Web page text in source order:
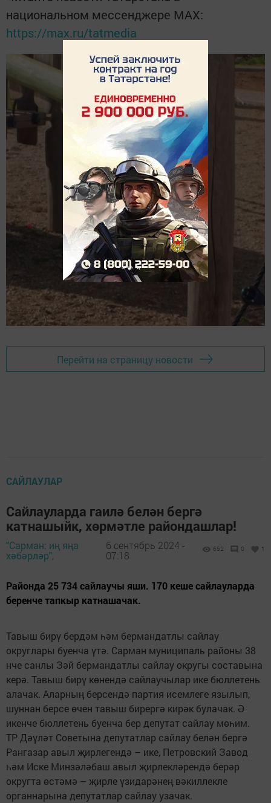
национальном мессенджере MАХ:
https://max.ru/tatmedia
Перейти на страницу новости
САЙЛАУЛАР
Сайлауларда гаилә белән бергә
катнашыйк, хөрмәтле райондашлар!
"Сарман: иң яңа
хәбәрләр",
6 сентябрь 2024 -
07:18
652 0 1
Районда 25 734 сайлаучы яши. 170 кеше сайлауларда
беренче тапкыр катнашачак.
Тавыш бирү бердәм һәм бермандатлы сайлау
округлары буенча үтә. Сарман муниципаль районы 38
нче санлы Зәй бермандатлы сайлау округы составына
керә. Тавыш бирү көнендә сайлаучылар ике бюллетень
алачак. Аларның берсендә партия исемлеге язылып,
шуннан берсе өчен тавыш бирергә кирәк булачак. Ә
икенче бюллетень буенча бер депутат сайлау мөһим.
ТР Дәүләт Советына депутатлар сайлау белән бергә
Рангазар авыл җирлегендә – ике, Петровский Завод
һәм Иске Минзәләбаш авыл җирлекләрендә берәр
округта өстәмә – җирле үзидарәнең вәкиллекле
органнарына депутатлар сайлау узачак.